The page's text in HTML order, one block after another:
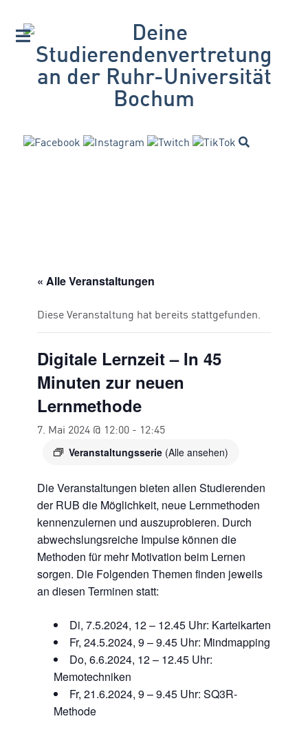
« Alle Veranstaltungen
Diese Veranstaltung hat bereits stattgefunden.
Digitale Lernzeit – In 45
Minuten zur neuen
Lernmethode
7. Mai 2024 @ 12:00 - 12:45
Veranstaltungsserie (Alle ansehen)
Die Veranstaltungen bieten allen Studierenden
der RUB die Möglichkeit, neue Lernmethoden
kennenzulernen und auszuprobieren. Durch
abwechslungsreiche Impulse können die
Methoden für mehr Motivation beim Lernen
sorgen. Die Folgenden Themen finden jeweils
an diesen Terminen statt:
Di, 7.5.2024, 12 – 12.45 Uhr: Karteikarten
Fr, 24.5.2024, 9 – 9.45 Uhr: Mindmapping
Do, 6.6.2024, 12 – 12.45 Uhr:
Memotechniken
Fr, 21.6.2024, 9 – 9.45 Uhr: SQ3R-
Methode